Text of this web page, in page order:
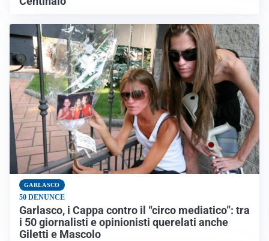
GARLASCO
50 DENUNCE
Garlasco, i Cappa contro il “circo mediatico”: tra
i 50 giornalisti e opinionisti querelati anche
Giletti e Mascolo